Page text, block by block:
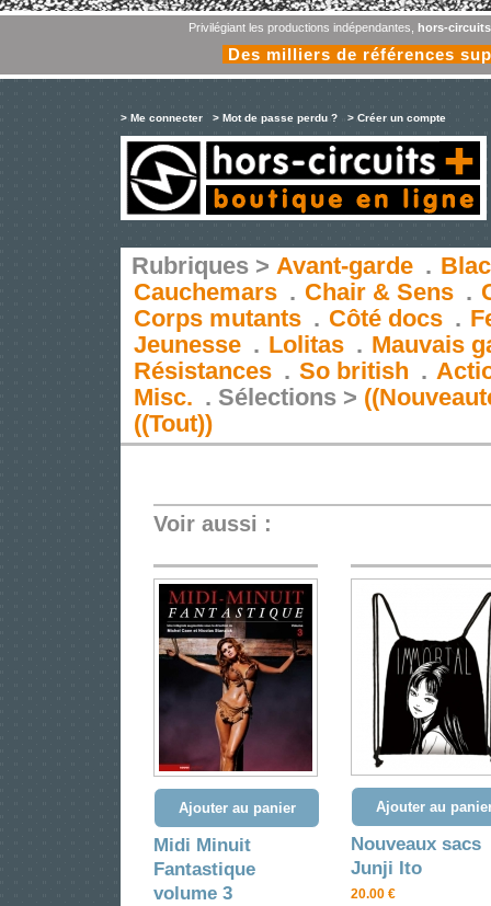
Privilégiant les productions indépendantes, hors-
Des milliers de références
> Me connecter > Mot de passe perdu ? > Créer un compte
Rubriques > Avant-garde .
Cauchemars . Chair & Sens .
Corps mutants . Côté docs .
Jeunesse . Lolitas . Mauvais
Résistances . So british .
Misc. . Sélections >
((Tout))
Voir aussi :
Ajouter au panier
Midi Minuit
Fantastique
volume 3
Ajouter au
Nouveaux sacs
Junji Ito
20.00 €